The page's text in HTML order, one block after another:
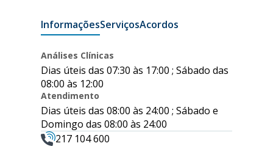
Contactos
InformaçõesServiçosAcordos
Análises Clínicas
Dias úteis das 07:30 às 17:00 ; Sábado das
08:00 às 12:00
Atendimento
Dias úteis das 08:00 às 24:00 ; Sábado e
Domingo das 08:00 às 24:00
217 104 600